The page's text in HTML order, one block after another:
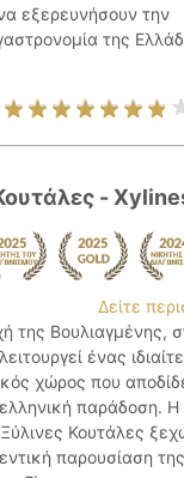
εξερευνήσουν την
της
-
Δείτε
της Βουλιαγμένης,
ένας
χώρος που
παράδοση. Η
Κουτάλες
παρουσίαση της